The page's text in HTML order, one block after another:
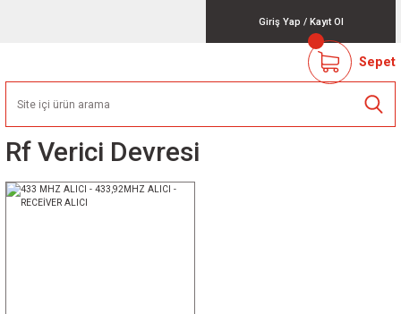
Giriş Yap / Kayıt Ol
Sepet
Rf Verici Devresi